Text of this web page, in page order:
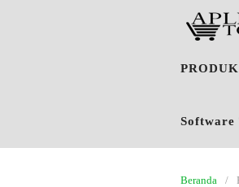
PRODUK
Software
Beranda